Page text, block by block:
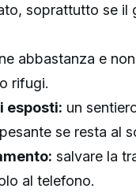
soprattutto se il
abbastanza e
rifugi.
esposti: un
se resta al
salvare la
al telefono.